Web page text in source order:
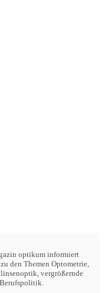
optikum informiert
den Themen Optometrie,
vergrößernde